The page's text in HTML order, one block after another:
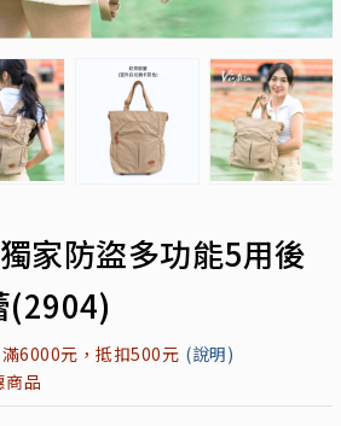
家防盜多功能5用後
(2904)
6000元，抵扣500元 (說明)
商品